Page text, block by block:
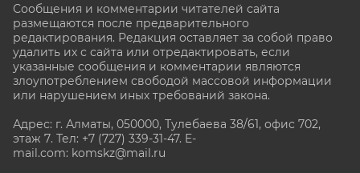
Сообщения и комментарии читателей сайта
размещаются после предварительного
редактирования. Редакция оставляет за собой право
удалить их с сайта или отредактировать, если
указанные сообщения и комментарии являются
злоупотреблением свободой массовой информации
или нарушением иных требований закона.
Адрес: г. Алматы, 050000, Тулебаева 38/61, офис 702,
этаж 7. Тел: +7 (727) 339-31-47. E-
mail.com: komskz@mail.ru